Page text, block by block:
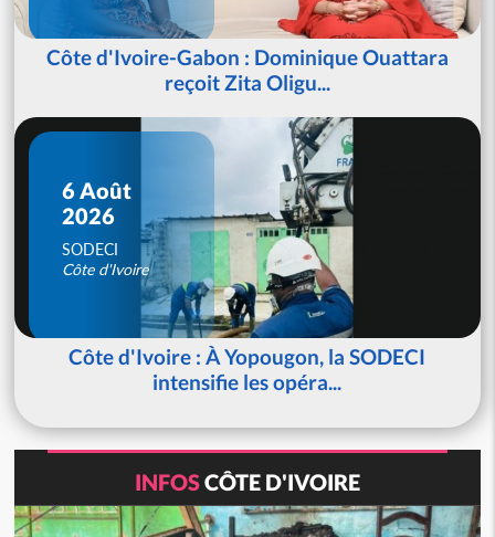
Côte d'Ivoire-Gabon : Dominique Ouattara
reçoit Zita Oligu...
6 Août
2026
SODECI
Côte d'Ivoire
Côte d'Ivoire : À Yopougon, la SODECI
intensifie les opéra...
INFOSCÔTE D'IVOIRE